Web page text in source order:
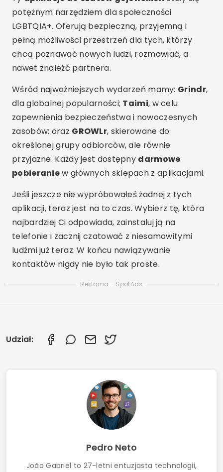
potężnym narzędziem dla społeczności
LGBTQIA+. Oferują bezpieczną, przyjemną i
pełną możliwości przestrzeń dla tych, którzy
chcą poznawać nowych ludzi, rozmawiać, a
nawet znaleźć partnera.
Wśród najważniejszych wydarzeń mamy: Grindr,
dla globalnej popularności; Taimi, w celu
zapewnienia bezpieczeństwa i nowoczesnych
zasobów; oraz GROWLr, skierowane do
określonej grupy odbiorców, ale równie
przyjazne. Każdy jest dostępny darmowe
pobieraniew głównych sklepach z aplikacjami.
Jeśli jeszcze nie wypróbowałeś żadnej z tych
aplikacji, teraz jest na to czas. Wybierz tę, która
najbardziej Ci odpowiada, zainstaluj ją na
telefonie i zacznij czatować z niesamowitymi
ludźmi już teraz. W końcu nawiązywanie
kontaktów nigdy nie było tak proste.
Reklama - SpotAds
Udział:
Pedro Neto
João Gabriel to 27-letni entuzjasta technologii,